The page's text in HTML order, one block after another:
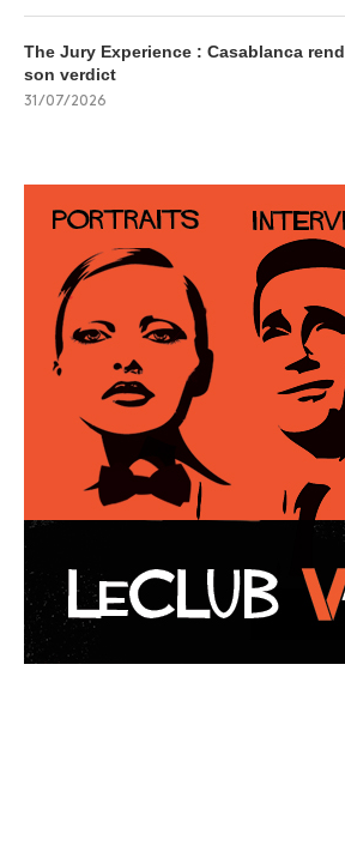
The Jury Experience : Casablanca rend
son verdict
31/07/2026